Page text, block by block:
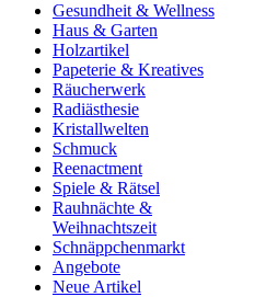
Gesundheit & Wellness
Haus & Garten
Holzartikel
Papeterie & Kreatives
Räucherwerk
Radiästhesie
Kristallwelten
Schmuck
Reenactment
Spiele & Rätsel
Rauhnächte &
Weihnachtszeit
Schnäppchenmarkt
Angebote
Neue Artikel